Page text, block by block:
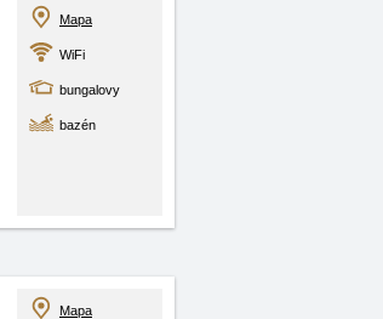
Mapa
WiFi
bungalovy
bazén
Mapa